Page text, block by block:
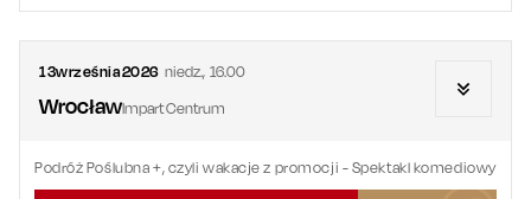
13września2026 niedz., 16.00
WrocławImpart Centrum
Podróż Poślubna +, czyli wakacje z promocji - Spektakl komediowy